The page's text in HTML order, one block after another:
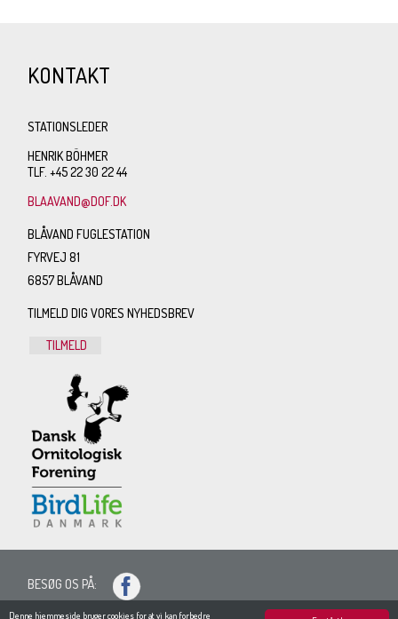
Denne hjemmeside bruger cookies for at vi kan forbedre
KONTAKT
STATIONSLEDER
HENRIK BÖHMER
TLF. +45 22 30 22 44
BLAAVAND@DOF.DK
BLÅVAND FUGLESTATION
FYRVEJ 81
6857 BLÅVAND
TILMELD DIG VORES NYHEDSBREV
TILMELD
BESØG OS PÅ:
SITEMAP